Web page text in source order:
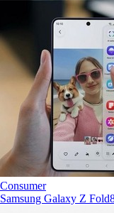
Consumer
Samsung Galaxy Z